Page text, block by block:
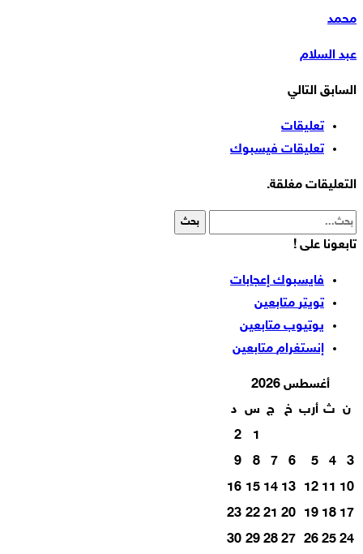
محمد
عبد السلام
السابق التالي
تعليقات
تعليقات فيسبوك
التعليقات مغلقة.
تابعونا على !
فايسبوك إعجابات
تويتر متابعين
يوتيوب متابعين
إنستغرام متابعين
أغسطس 2026
ن ث أرب خ ج س د
1
2
3
4
5
6
7
8
9
10
11
12
13
14
15
16
17
18
19
20
21
22
23
24
25
26
27
28
29
30